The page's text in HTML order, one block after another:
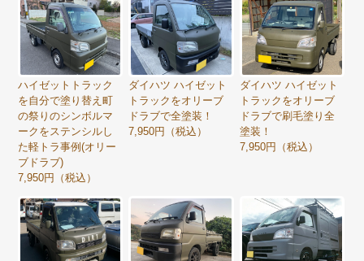
ハイゼットトラック
を自分で塗り替え町
の祭りのシンボルマ
ークをステンシルし
た軽トラ事例(オリー
ブドラブ)
7,950円（税込）
ダイハツ ハイゼット
トラックをオリーブ
ドラブで全塗装！
7,950円（税込）
ダイハツ ハイゼット
トラックをオリーブ
ドラブで刷毛塗り全
塗装！
7,950円（税込）